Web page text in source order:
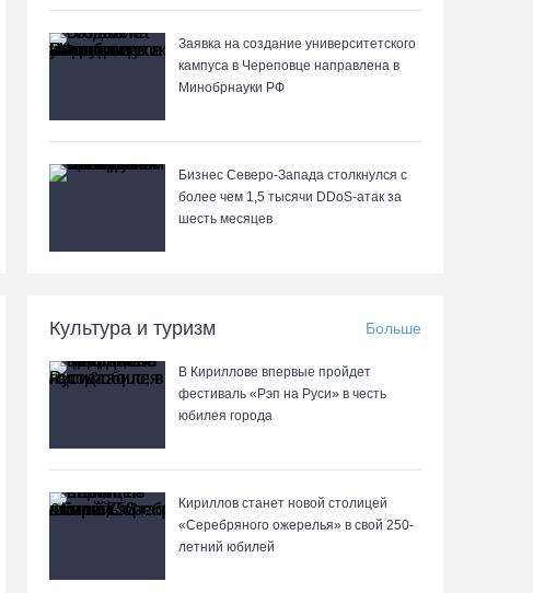
Заявка на создание университетского
кампуса в Череповце направлена в
Минобрнауки РФ
Бизнес Северо-Запада столкнулся с
более чем 1,5 тысячи DDoS-атак за
шесть месяцев
Культура и туризм Больше
В Кириллове впервые пройдет
фестиваль «Рэп на Руси» в честь
юбилея города
Кириллов станет новой столицей
«Серебряного ожерелья» в свой 250-
летний юбилей